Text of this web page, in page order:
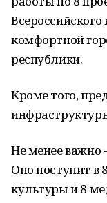
комфортной
республики.
Кроме того,
Не менее важно
Оно поступит в
культуры и 8